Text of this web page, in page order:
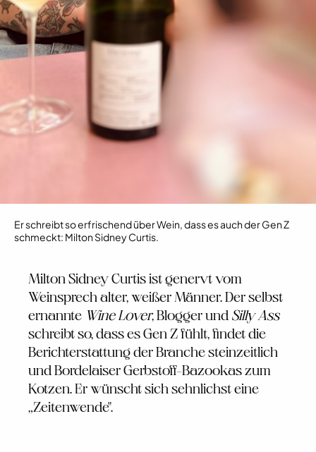
Er schreibt so erfrischend über Wein, dass es auch der Gen Z
schmeckt: Milton Sidney Curtis.
Milton Sidney Curtis ist genervt vom
Weinsprech alter, weißer Männer. Der selbst
ernannte Wine Lover, Blogger und Silly Ass
schreibt so, dass es Gen Z fühlt, findet die
Berichterstattung der Branche steinzeitlich
und Bordelaiser Gerbstoff-Bazookas zum
Kotzen. Er wünscht sich sehnlichst eine
„Zeitenwende".